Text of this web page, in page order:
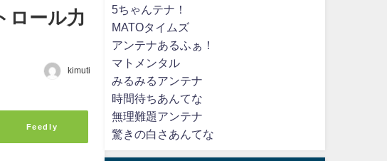
ロール力
kimuti
Feedly
5ちゃんテナ！
MATOタイムズ
アンテナあるふぁ！
マトメンタル
みるみるアンテナ
時間待ちあんてな
無理難題アンテナ
驚きの白さあんてな